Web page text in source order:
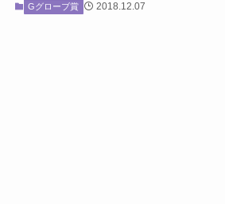
Gグローブ賞 2018.12.07